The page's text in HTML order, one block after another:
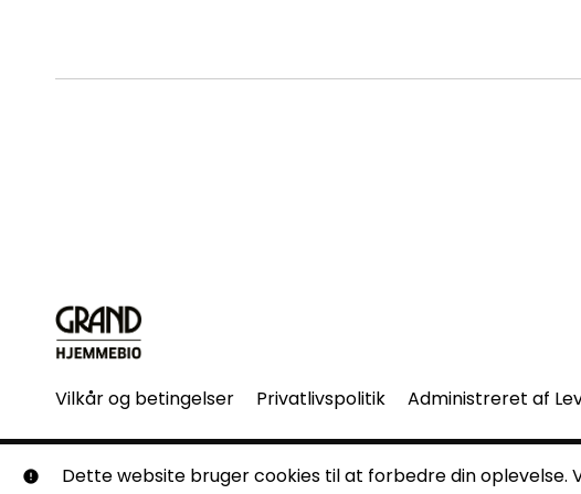
Dette website bruger cookies til at forbedre din
Vilkår og betingelser Privatlivspolitik Administreret af
© Grand Hjemmebio. Alle rettigheder forbeholdes. Ingen del af